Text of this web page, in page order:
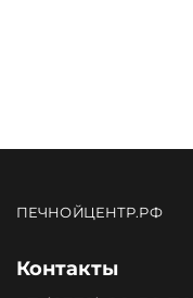
ПЕЧНОЙЦЕНТР.РФ
Контакты